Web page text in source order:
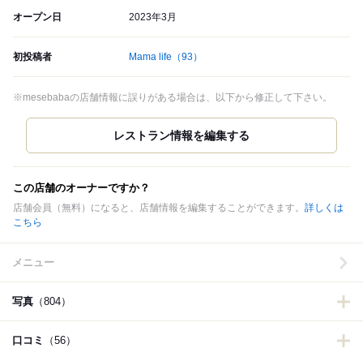
オープン日 2023年3月
初投稿者 Mama life （93）
※mesebabaの店舗情報に誤りがある場合は、以下から修正して下さい。
この店舗のオーナーですか？
店舗会員（無料）になると、店舗情報を編集することができます。 詳しくは
こちら
メニュー
写真 （804）
口コミ （56）